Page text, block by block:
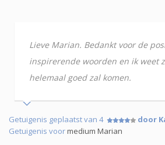
Lieve Marian. Bedankt voor de
inspirerende woorden en ik weet
helemaal goed zal komen.
Getuigenis geplaatst van 4 door
Getuigenis voormedium Marian